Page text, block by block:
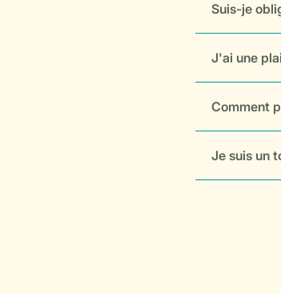
Suis-je
J'ai une
Comment
Je suis un